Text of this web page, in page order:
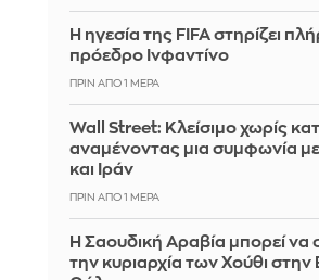
Η ηγεσία της FIFA στηρίζει
πρόεδρο Ινφαντίνο
ΠΡΙΝ ΑΠΌ 1 ΜΈΡΑ
Wall Street: Κλείσιμο χωρίς
αναμένοντας μια συμφωνία
και Ιράν
ΠΡΙΝ ΑΠΌ 1 ΜΈΡΑ
Η Σαουδική Αραβία μπορεί να
την κυριαρχία των Χούθι